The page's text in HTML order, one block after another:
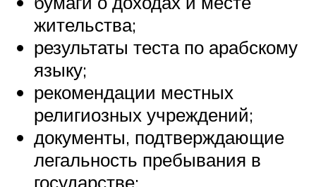
жительства;
результаты теста по арабскому
языку;
рекомендации местных
религиозных учреждений;
документы, подтверждающие
легальность пребывания в
государстве;